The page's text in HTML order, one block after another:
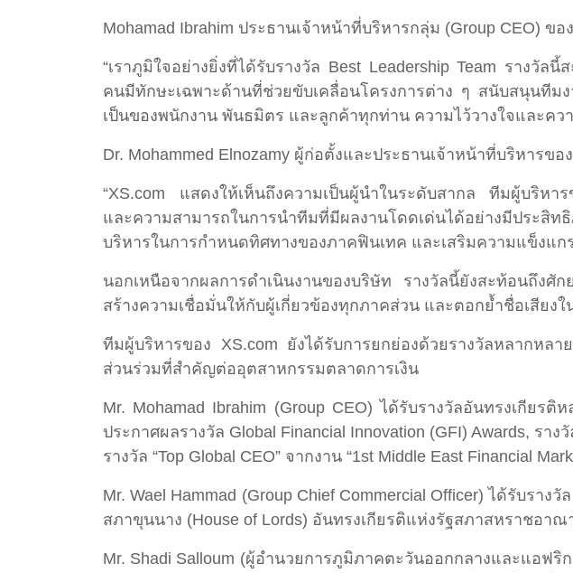
Mohamad Ibrahim ประธานเจ้าหน้าที่บริหารกลุ่ม (Group CEO) ขอ
“เราภูมิใจอย่างยิ่งที่ได้รับรางวัล Best Leadership Team รางวั
คนมีทักษะเฉพาะด้านที่ช่วยขับเคลื่อนโครงการต่าง ๆ สนับสนุนทีม
เป็นของพนักงาน พันธมิตร และลูกค้าทุกท่าน ความไว้วางใจและค
Dr. Mohammed Elnozamy ผู้ก่อตั้งและประธานเจ้าหน้าที่บริหารขอ
“XS.com แสดงให้เห็นถึงความเป็นผู้นำในระดับสากล ทีมผู้บริหา
และความสามารถในการนำทีมที่มีผลงานโดดเด่นได้อย่างมีประ
บริหารในการกำหนดทิศทางของภาคฟินเทค และเสริมความแข็งแก
นอกเหนือจากผลการดำเนินงานของบริษัท รางวัลนี้ยังสะท้อนถึง
สร้างความเชื่อมั่นให้กับผู้เกี่ยวข้องทุกภาคส่วน และตอกย้ำชื่อเสียง
ทีมผู้บริหารของ XS.com ยังได้รับการยกย่องด้วยรางวัลหลากหล
ส่วนร่วมที่สำคัญต่ออุตสาหกรรมตลาดการเงิน
Mr. Mohamad Ibrahim (Group CEO) ได้รับรางวัลอันทรงเกียร
ประกาศผลรางวัล Global Financial Innovation (GFI) Awards, ราง
รางวัล “Top Global CEO” จากงาน “1st Middle East Financial
Mr. Wael Hammad (Group Chief Commercial Officer) ได้รับราง
สภาขุนนาง (House of Lords) อันทรงเกียรติแห่งรัฐสภาสหราชอา
Mr. Shadi Salloum (ผู้อำนวยการภูมิภาคตะวันออกกลางและแอฟริก